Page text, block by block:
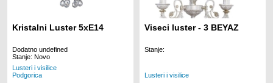
Kristalni Luster 5xE14
Dodatno undefined
Stanje: Novo
Lusteri i visilice
Podgorica
Viseci luster - 3 BEYAZ
Stanje:
Lusteri i visilice